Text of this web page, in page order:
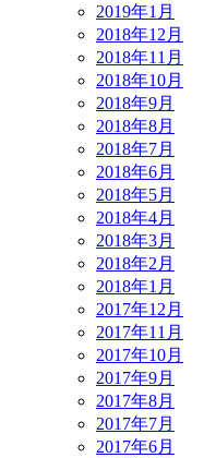
2019年1月
2018年12月
2018年11月
2018年10月
2018年9月
2018年8月
2018年7月
2018年6月
2018年5月
2018年4月
2018年3月
2018年2月
2018年1月
2017年12月
2017年11月
2017年10月
2017年9月
2017年8月
2017年7月
2017年6月